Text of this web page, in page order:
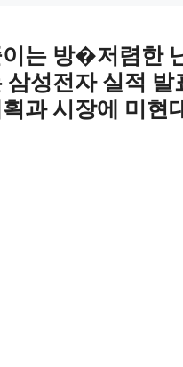
는 방�저렴한 난